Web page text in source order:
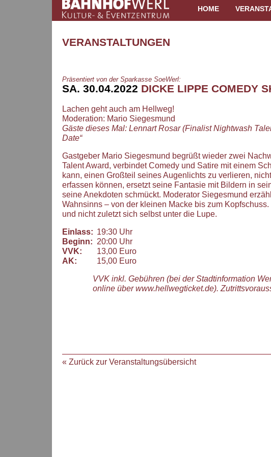
HOME
VERANSTALTUNGEN
Präsentiert von der Sparkasse SoeWerl:
SA. 30.04.2022 DICKE LIPPE COMEDY
Lachen geht auch am Hellweg!
Moderation: Mario Siegesmund
Gäste dieses Mal: Lennart Rosar (Finalist Nightwash
Date“
Gastgeber Mario Siegesmund begrüßt wieder zwei
Talent Award, verbindet Comedy und Satire mit einem
kann, einen Großteil seines Augenlichts zu verlieren,
erfassen können, ersetzt seine Fantasie mit Bildern in
seine Anekdoten schmückt. Moderator Siegesmund
Wahnsinns – von der kleinen Macke bis zum
und nicht zuletzt sich selbst unter die Lupe.
Einlass: 19:30 Uhr
Beginn: 20:00 Uhr
VVK:
13,00 Euro
AK:
15,00 Euro
VVK inkl. Gebühren (bei der Stadtinformation
online über www.hellwegticket.de).
« Zurück zur Veranstaltungsübersicht